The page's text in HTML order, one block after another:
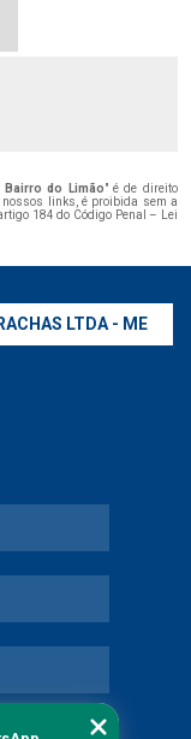
Bairro do Limão" é de direito
nossos links, é proibida sem a
184 do Código Penal – Lei
LTDA - ME